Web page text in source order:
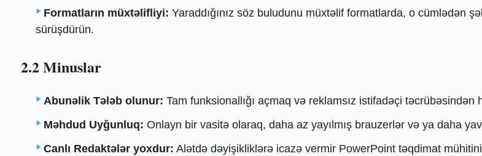
Formatların müxtəlifliyi: Yaraddığınız söz buludunu müxtəlif formatlarda, o cümlədən
sürüşdürün.
2.2 Minuslar
Abunəlik Tələb olunur: Tam funksionallığı açmaq və reklamsız istifadəçi təcrübəsindən
Məhdud Uyğunluq: Onlayn bir vasitə olaraq, daha az yayılmış brauzerlər və ya daha
Canlı Redaktələr yoxdur: Alətdə dəyişikliklərə icazə vermir PowerPoint təqdimat